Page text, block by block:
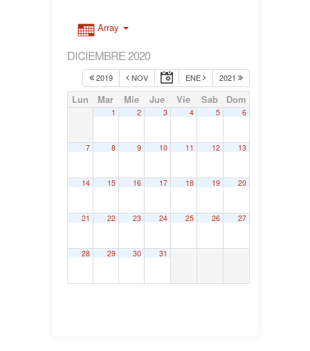
Array
DICIEMBRE 2020
2019 NOV ENE 2021
Lun Mar Mie Jue Vie Sab Dom
1 2 3 4 5 6
7 8 9 10 11 12 13
14 15 16 17 18 19 20
21 22 23 24 25 26 27
28 29 30 31